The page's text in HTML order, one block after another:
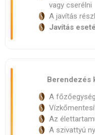
vagy cserélni
A javítás
Javítás
Berendezés
A
Az
A szivattyú